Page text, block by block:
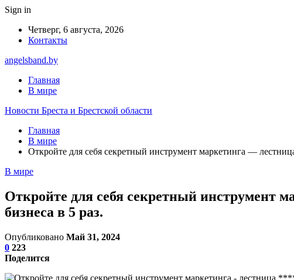
Sign in
Четверг, 6 августа, 2026
Контакты
angelsband.by
Главная
В мире
Новости Бреста и Брестской области
Главная
В мире
Откройте для себя секретный инструмент маркетинга —
В мире
Откройте для себя секретный инструмент
бизнеса в 5 раз.
Опубликовано Май 31, 2024
0 223
Поделится